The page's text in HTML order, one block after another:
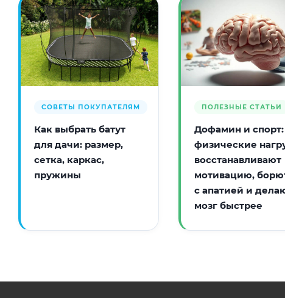
СОВЕТЫ ПОКУПАТЕЛЯМ
Как выбрать батут
для дачи: размер,
сетка, каркас,
пружины
ПОЛЕЗНЫЕ СТАТЬИ
Дофамин и
физические
восстанавливают
мотивацию,
с апатией и
мозг быстрее